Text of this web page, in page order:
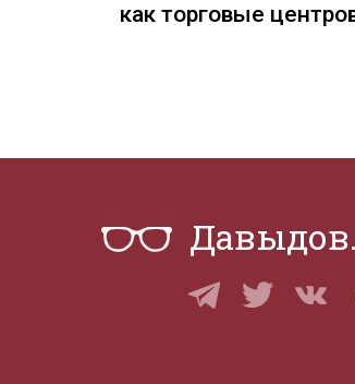
как торговые